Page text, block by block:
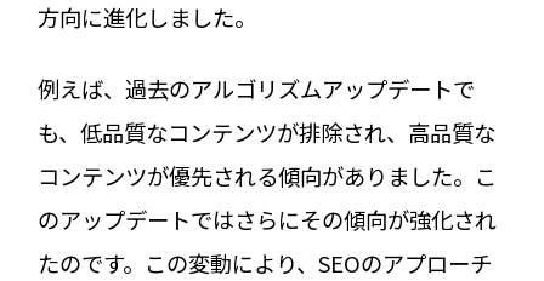
方向に進化しました。
例えば、過去のアルゴリズムアップデートで
も、低品質なコンテンツが排除され、高品質な
コンテンツが優先される傾向がありました。こ
のアップデートではさらにその傾向が強化され
たのです。この変動により、SEOのアプローチ